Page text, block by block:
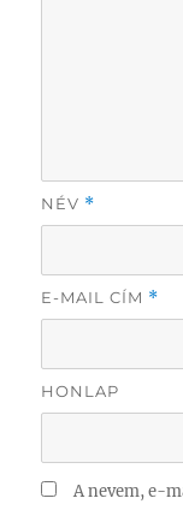
NÉV *
E-MAIL CÍM *
HONLAP
A nevem, e-